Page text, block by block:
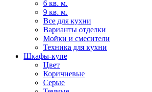
6 кв. м.
9 кв. м.
Все для кухни
Варианты отделки
Мойки и смесители
Техника для кухни
Шкафы-купе
Цвет
Коричневые
Серые